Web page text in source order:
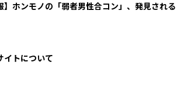
】ホンモノの「弱者男性合コン」、発見される
イトについて